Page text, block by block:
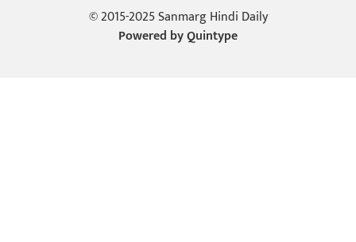
© 2015-2025 Sanmarg Hindi Daily
Powered byQuintype